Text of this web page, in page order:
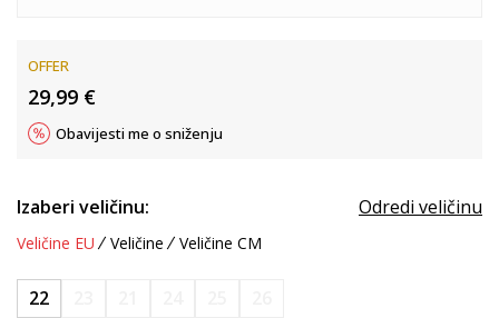
OFFER
29,99 €
Obavijesti me o sniženju
Izaberi veličinu: Odredi veličinu
Veličine EU Veličine Veličine CM
22